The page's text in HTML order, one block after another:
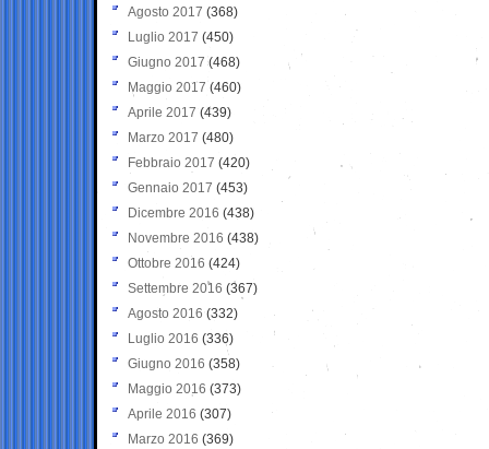
Agosto 2017 (368)
Luglio 2017 (450)
Giugno 2017 (468)
Maggio 2017 (460)
Aprile 2017 (439)
Marzo 2017 (480)
Febbraio 2017 (420)
Gennaio 2017 (453)
Dicembre 2016 (438)
Novembre 2016 (438)
Ottobre 2016 (424)
Settembre 2016 (367)
Agosto 2016 (332)
Luglio 2016 (336)
Giugno 2016 (358)
Maggio 2016 (373)
Aprile 2016 (307)
Marzo 2016 (369)